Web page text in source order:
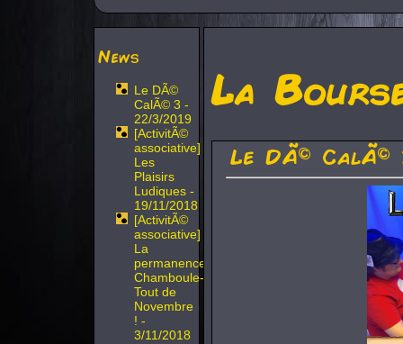
News
Le DÃ©
CalÃ© 3 -
22/3/2019
[ActivitÃ©
associative]
Les
Plaisirs
Ludiques -
19/11/2018
[ActivitÃ©
associative]
La
permanence
Chamboule-
Tout de
Novembre
! -
3/11/2018
La
Le DÃ© CalÃ©